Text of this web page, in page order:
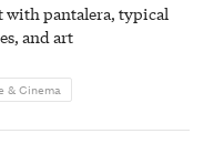
with pantalera, typical
and art
& Cinema